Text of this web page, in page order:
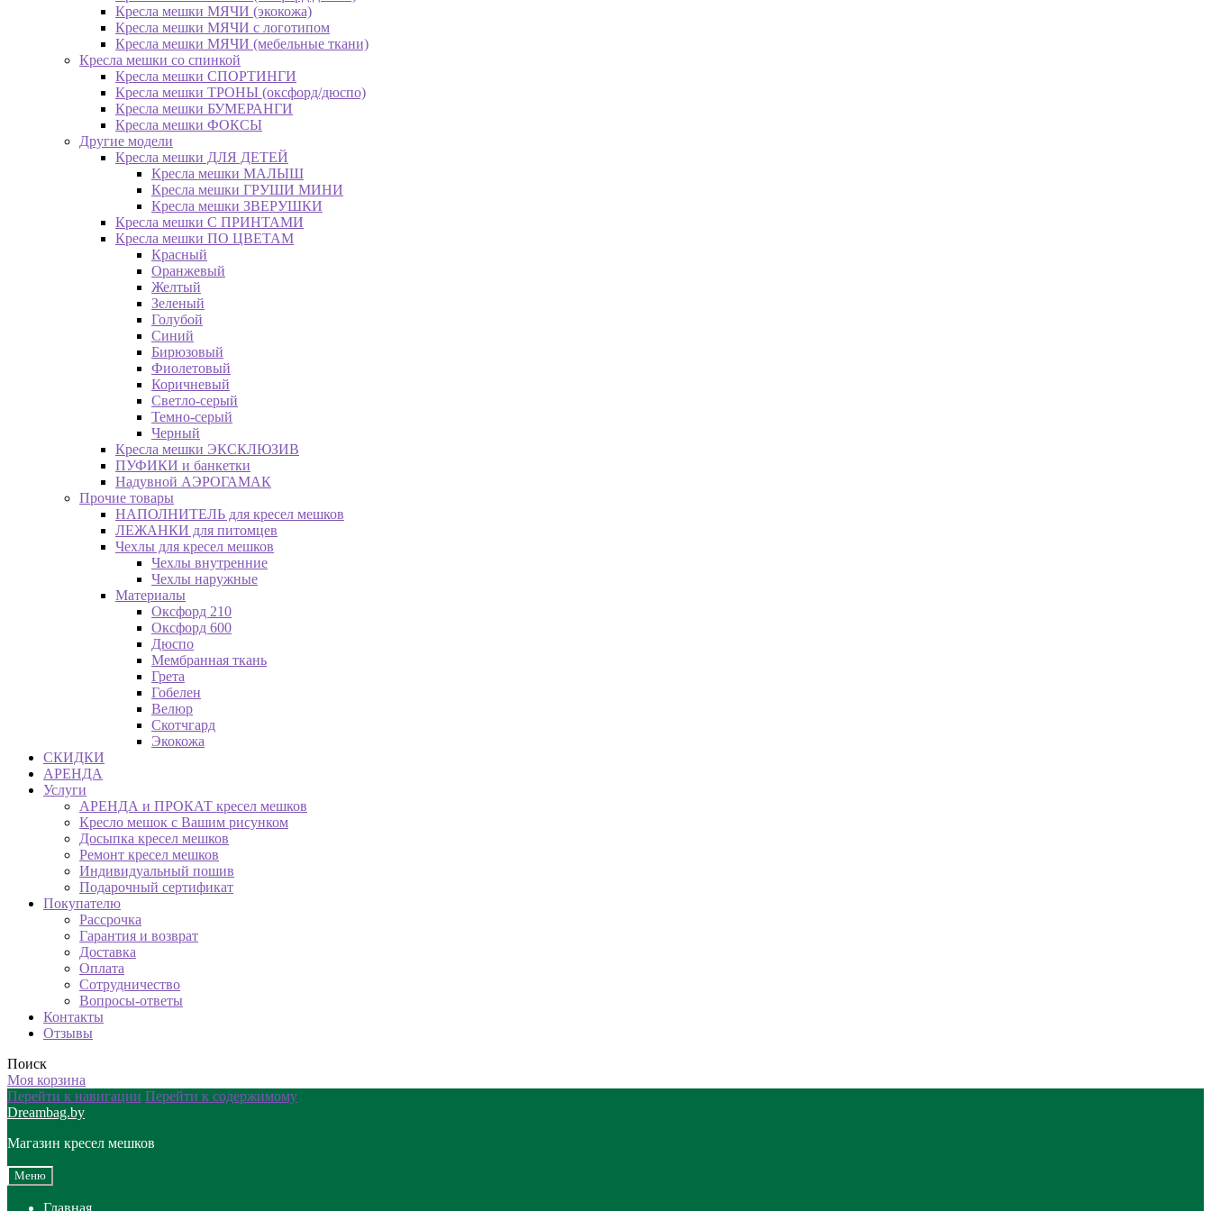
Кресла мешки МЯЧИ (экокожа)
Кресла мешки МЯЧИ с логотипом
Кресла мешки МЯЧИ (мебельные ткани)
Кресла мешки со спинкой
Кресла мешки СПОРТИНГИ
Кресла мешки ТРОНЫ (оксфорд/дюспо)
Кресла мешки БУМЕРАНГИ
Кресла мешки ФОКСЫ
Другие модели
Кресла мешки ДЛЯ ДЕТЕЙ
Кресла мешки МАЛЫШ
Кресла мешки ГРУШИ МИНИ
Кресла мешки ЗВЕРУШКИ
Кресла мешки С ПРИНТАМИ
Кресла мешки ПО ЦВЕТАМ
Красный
Оранжевый
Желтый
Зеленый
Голубой
Синий
Бирюзовый
Фиолетовый
Коричневый
Светло-серый
Темно-серый
Черный
Кресла мешки ЭКСКЛЮЗИВ
ПУФИКИ и банкетки
Надувной АЭРОГАМАК
Прочие товары
НАПОЛНИТЕЛЬ для кресел мешков
ЛЕЖАНКИ для питомцев
Чехлы для кресел мешков
Чехлы внутренние
Чехлы наружные
Материалы
Оксфорд 210
Оксфорд 600
Дюспо
Мембранная ткань
Грета
Гобелен
Велюр
Скотчгард
Экокожа
СКИДКИ
АРЕНДА
Услуги
АРЕНДА и ПРОКАТ кресел мешков
Кресло мешок с Вашим рисунком
Досыпка кресел мешков
Ремонт кресел мешков
Индивидуальный пошив
Подарочный сертификат
Покупателю
Рассрочка
Гарантия и возврат
Доставка
Оплата
Сотрудничество
Вопросы-ответы
Контакты
Отзывы
Поиск
Моя корзина
Перейти к навигации Перейти к содержимому
Dreambag.by
Магазин кресел мешков
Меню
Главная